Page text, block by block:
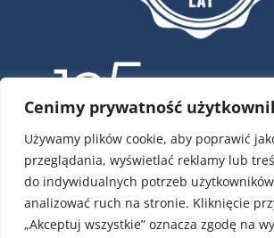
Cenimy prywatność
Używamy plików cookie, aby poprawić
przeglądania, wyświetlać reklamy lub
do indywidualnych potrzeb
analizować ruch na stronie. Kliknięcie
„Akceptuj wszystkie” oznacza zgodę na
ul. Krótka 4, 02-293
tel.:22 / 751 79 01
tel.:22 / 868 00 58
e-mail: